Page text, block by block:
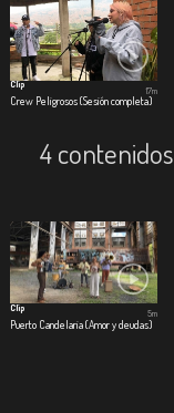
Clip
Crew Peligrosos (Sesión completa)
17m
4 contenidos
Clip
Puerto Candelaria (Amor y deudas)
5m